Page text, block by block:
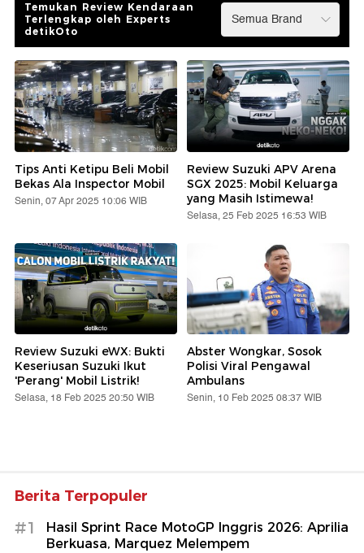
Temukan Review Kendaraan
Terlengkap oleh Experts
detikOto
Tips Anti Ketipu Beli Mobil
Bekas Ala Inspector Mobil
Senin, 07 Apr 2025 10:06 WIB
Review Suzuki APV Arena
SGX 2025: Mobil Keluarga
yang Masih Istimewa!
Selasa, 25 Feb 2025 16:53 WIB
Review Suzuki eWX: Bukti
Keseriusan Suzuki Ikut
'Perang' Mobil Listrik!
Selasa, 18 Feb 2025 20:50 WIB
Abster Wongkar, Sosok
Polisi Viral Pengawal
Ambulans
Senin, 10 Feb 2025 08:37 WIB
Berita Terpopuler
#1
Hasil Sprint Race MotoGP Inggris 2026: Aprilia
Berkuasa, Marquez Melempem